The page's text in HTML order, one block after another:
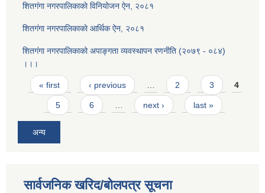
शितगंगा नगरपालिकाकाे विनियोजन ऐन, २०८१
शितगंगा नगरपालिकाकाे आर्थिक ऐन, २०८१
शितगंगा नगरपालिकाको अपाङ्गता व्यवस्थापन रणनीति (२०७९ - ०८४)
।।।
Pages
« first ‹ previous 2 3 4
5 6 next › last »
अन्य
सार्वजनिक खरिद/बोलपत्र सूचना